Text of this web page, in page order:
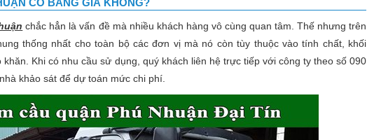
CÓ BẢNG GIÁ KHÔNG?
chắc hẳn là vấn đề mà nhiều khách hàng vô cùng quan tâm. Thế nhưng trên
thống nhất cho toàn bộ các đơn vị mà nó còn tùy thuộc vào tính chất, khối
Khi có nhu cầu sử dụng, quý khách liên hệ trực tiếp với công ty theo số 090
khảo sát để dự toán mức chi phí.